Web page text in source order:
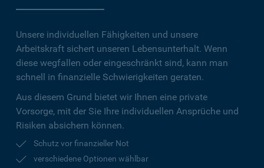
Unsere individuellen Fähigkeiten und unsere
Arbeitskraft sichert unseren Lebensunterhalt. Wenn
diese wegfallen oder eingeschränkt sind, kann man
schnell in finanzielle Schwierigkeiten geraten.
Aus diesem Grund bietet wir Ihnen eine private
Vorsorge, mit der Sie Ihre individuellen Ansprüche und
Risiken absichern können.
Schutz vor finanzieller Not
verschiedene Optionen wählbar